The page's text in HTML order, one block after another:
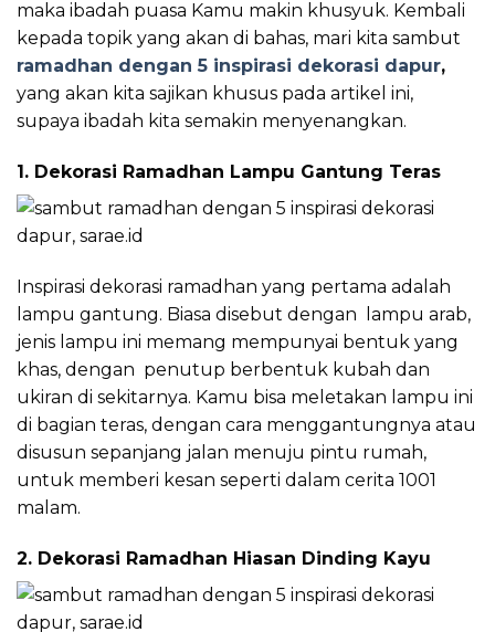
maka ibadah puasa Kamu makin khusyuk. Kembali
kepada topik yang akan di bahas, mari kita sambut
ramadhan dengan 5 inspirasi dekorasi dapur,
yang akan kita sajikan khusus pada artikel ini,
supaya ibadah kita semakin menyenangkan.
1. Dekorasi Ramadhan Lampu Gantung Teras
Inspirasi dekorasi ramadhan yang pertama adalah
lampu gantung. Biasa disebut dengan lampu arab,
jenis lampu ini memang mempunyai bentuk yang
khas, dengan penutup berbentuk kubah dan
ukiran di sekitarnya. Kamu bisa meletakan lampu ini
di bagian teras, dengan cara menggantungnya atau
disusun sepanjang jalan menuju pintu rumah,
untuk memberi kesan seperti dalam cerita 1001
malam.
2. Dekorasi Ramadhan Hiasan Dinding Kayu